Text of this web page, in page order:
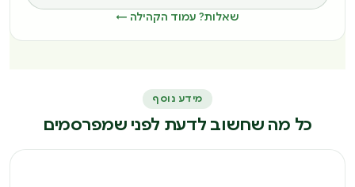
שאלות? עמוד הקהילה ←
מידע נוסף
כל מה שחשוב לדעת לפני שמפרסמים